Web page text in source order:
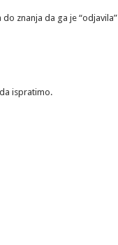
znanja da ga je “odjavila”
ispratimo.